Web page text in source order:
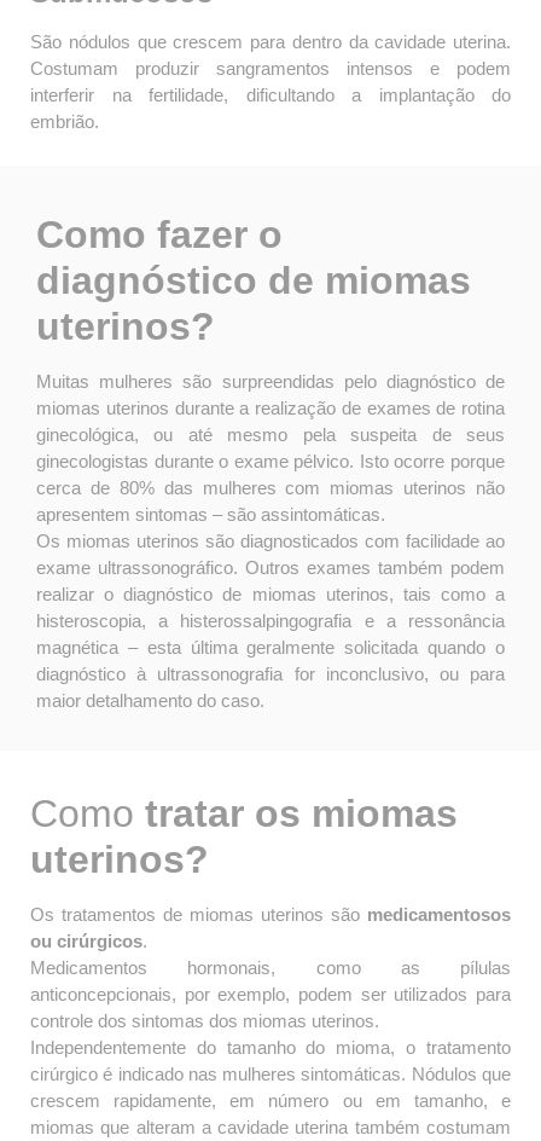
São nódulos que crescem para dentro da cavidade uterina.
Costumam produzir sangramentos intensos e podem
interferir na fertilidade, dificultando a implantação do
embrião.
Como fazer o
diagnóstico de miomas
uterinos?
Muitas mulheres são surpreendidas pelo diagnóstico de
miomas uterinos durante a realização de exames de rotina
ginecológica, ou até mesmo pela suspeita de seus
ginecologistas durante o exame pélvico. Isto ocorre porque
cerca de 80% das mulheres com miomas uterinos não
apresentem sintomas – são assintomáticas.
Os miomas uterinos são diagnosticados com facilidade ao
exame ultrassonográfico. Outros exames também podem
realizar o diagnóstico de miomas uterinos, tais como a
histeroscopia, a histerossalpingografia e a ressonância
magnética – esta última geralmente solicitada quando o
diagnóstico à ultrassonografia for inconclusivo, ou para
maior detalhamento do caso.
Como tratar os miomas
uterinos?
Os tratamentos de miomas uterinos são medicamentosos
ou cirúrgicos.
Medicamentos hormonais, como as pílulas
anticoncepcionais, por exemplo, podem ser utilizados para
controle dos sintomas dos miomas uterinos.
Independentemente do tamanho do mioma, o tratamento
cirúrgico é indicado nas mulheres sintomáticas. Nódulos que
crescem rapidamente, em número ou em tamanho, e
miomas que alteram a cavidade uterina também costumam